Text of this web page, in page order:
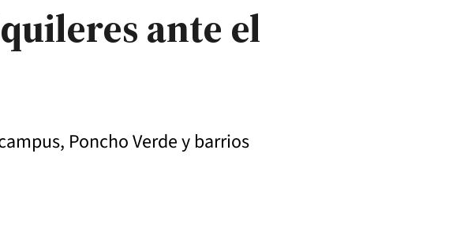
ante el
Poncho Verde y barrios